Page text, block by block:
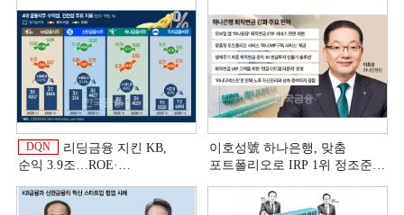
DQN
리딩금융 지킨 KB,
순익 3.9조…ROE·
상반기 금융 리그테이블]
이호성號 하나은행, 맞춤
포트폴리오로 IRP 1위 정조준